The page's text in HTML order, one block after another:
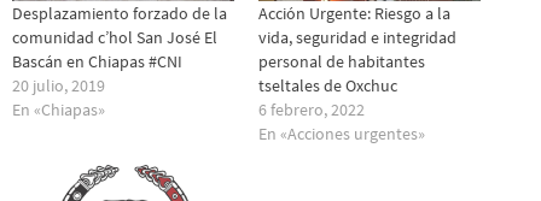
Desplazamiento forzado de la
comunidad c’hol San José El
Bascán en Chiapas #CNI
20 julio, 2019
En «Chiapas»
Acción Urgente: Riesgo a la
vida, seguridad e integridad
personal de habitantes
tseltales de Oxchuc
6 febrero, 2022
En «Acciones urgentes»